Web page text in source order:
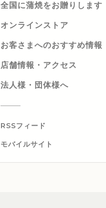
全国に蒲焼をお贈りします
オンラインストア
お客さまへのおすすめ情報
店舗情報・アクセス
法人様・団体様へ
RSSフィード
モバイルサイト